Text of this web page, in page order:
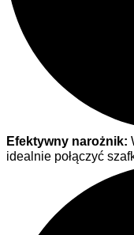
Efektywny narożnik:
idealnie połączyć